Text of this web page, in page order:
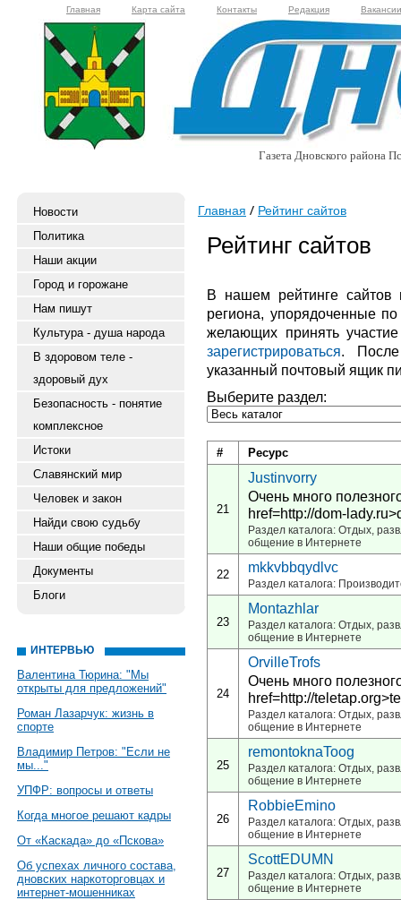
Главная Карта сайта Контакты Редакция Вакансии
Газета Дновского района
Новости
Политика
Наши акции
Город и горожане
Нам пишут
Культура - душа народа
В здоровом теле -
здоровый дух
Безопасность - понятие
комплексное
Истоки
Славянский мир
Человек и закон
Найди свою судьбу
Наши общие победы
Документы
Блоги
ИНТЕРВЬЮ
Валентина Тюрина: "Мы
открыты для предложений"
Роман Лазарчук: жизнь в
спорте
Владимир Петров: "Если не
мы..."
УПФР: вопросы и ответы
Когда многое решают кадры
От «Каскада» до «Пскова»
Об успехах личного состава,
дновских наркоторговцах и
интернет-мошенниках
Главная Рейтинг сайтов
Рейтинг сайтов
В нашем рейтинге
региона, упорядоченные
желающих принять
зарегистрироваться. После
указанный почтовый ящик
Выберите раздел:
# Ресурс
21
Justinvorry
Очень много
href=http://dom-
Раздел каталога: Отдых,
общение в Интернете
22 mkkvbbqydlvc
Раздел каталога:
23
Montazhlar
Раздел каталога: Отдых,
общение в Интернете
24
OrvilleTrofs
Очень много
href=http://
Раздел каталога: Отдых,
общение в Интернете
25
remontoknaToog
Раздел каталога: Отдых,
общение в Интернете
26
RobbieEmino
Раздел каталога: Отдых,
общение в Интернете
27
ScottEDUMN
Раздел каталога: Отдых,
общение в Интернете